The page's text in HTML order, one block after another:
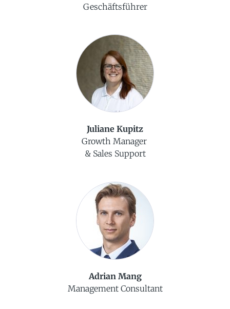
Geschäftsführer
Juliane Kupitz
Growth Manager
& Sales Support
Adrian Mang
Management Consultant